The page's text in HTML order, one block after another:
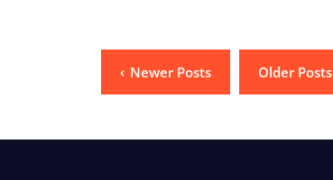
Newer Posts Older Posts